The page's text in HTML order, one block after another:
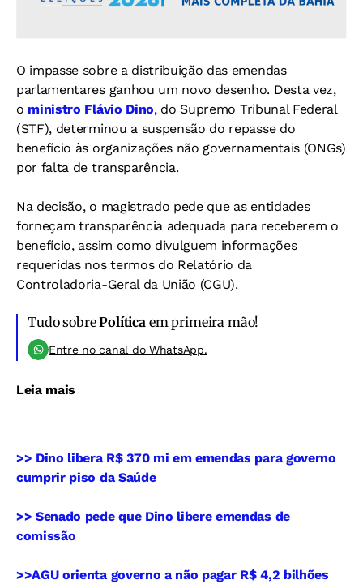
O impasse sobre a distribuição das emendas
parlamentares ganhou um novo desenho. Desta vez,
o ministro Flávio Dino, do Supremo Tribunal Federal
(STF), determinou a suspensão do repasse do
benefício às organizações não governamentais (ONGs)
por falta de transparência.
Na decisão, o magistrado pede que as entidades
forneçam transparência adequada para receberem o
benefício, assim como divulguem informações
requeridas nos termos do Relatório da
Controladoria-Geral da União (CGU).
Tudo sobrePolíticaem primeira mão!
Entre no canal do WhatsApp.
Leia mais
>> Dino libera R$ 370 mi em emendas para governo
cumprir piso da Saúde
>> Senado pede que Dino libere emendas de
comissão
>>AGU orienta governo a não pagar R$ 4,2 bilhões